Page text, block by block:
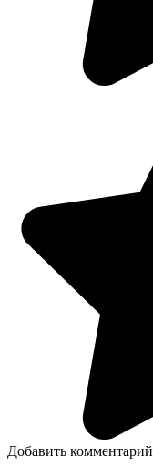
Добавить комментарий